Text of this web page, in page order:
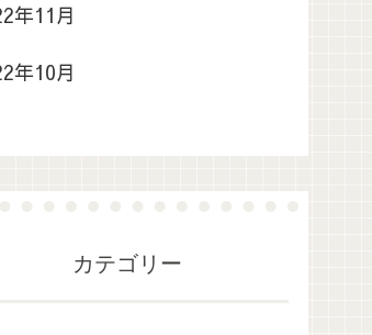
年11月
年10月
カテゴリー